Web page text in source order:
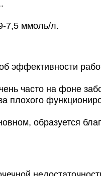
7,5 ммоль/л.
эффективности
часто на фоне
плохого
образуется